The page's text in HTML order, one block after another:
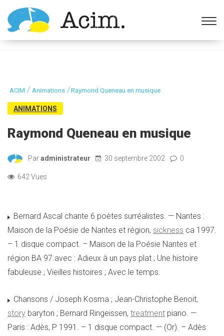
Ouvrir la barre d’outils
ACIM / Animations /Raymond Queneau en musique
ANIMATIONS
Raymond Queneau en musique
Paradministrateur 30 septembre 2002 0
642 Vues
Bernard Ascal chante 6 poètes surréalistes. — Nantes :
Maison de la Poésie de Nantes et région, sickness ca 1997.
– 1 disque compact. – Maison de la Poésie Nantes et
région BA 97.avec : Adieux à un pays plat ; Une histoire
fabuleuse ; Vieilles histoires ; Avec le temps.
Chansons / Joseph Kosma ; Jean-Christophe Benoit,
story baryton ; Bernard Ringeissen, treatment piano. —
Paris : Adès, P 1991. – 1 disque compact. — (Or). – Adès